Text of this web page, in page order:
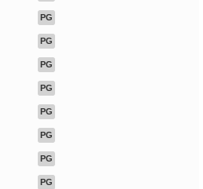
PG
PG
PG
PG
PG
PG
PG
PG